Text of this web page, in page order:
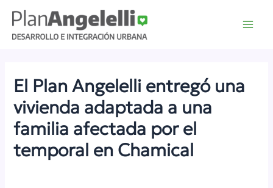
contenido
El Plan Angelelli entregó una
vivienda adaptada a una
familia afectada por el
temporal en Chamical